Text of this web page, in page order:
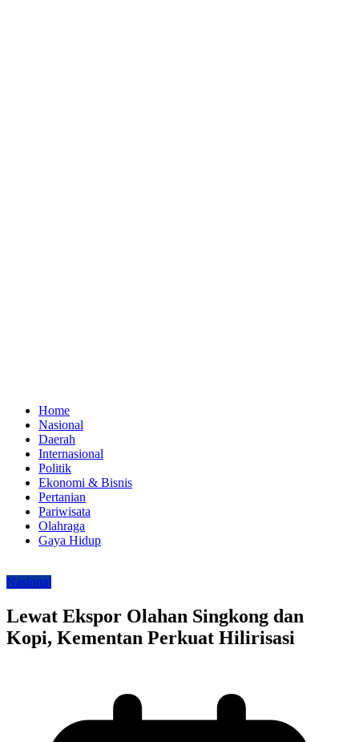
Home
Nasional
Daerah
Internasional
Politik
Ekonomi & Bisnis
Pertanian
Pariwisata
Olahraga
Gaya Hidup
Nasional
Lewat Ekspor Olahan Singkong dan
Kopi, Kementan Perkuat Hilirisasi